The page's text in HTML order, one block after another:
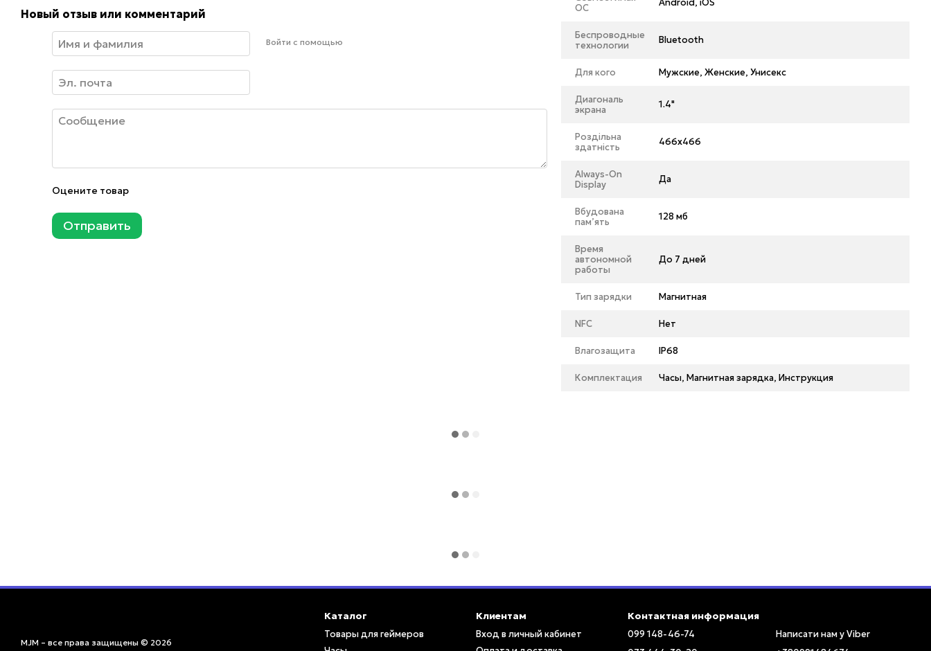
Новый отзыв или комментарий
Войти с помощью
Оцените товар
Отправить
ОС
Android, iOS
Беспроводные
технологии
Bluetooth
Для кого Мужские, Женские, Унисекс
Диагональ
экрана
1.4"
Роздільна
здатність
466x466
Always-On
Display
Да
Вбудована
пам’ять
128 мб
Время
автономной
работы
До 7 дней
Тип зарядки Магнитная
NFC Нет
Влагозащита IP68
Комплектация Часы, Магнитная зарядка, Инструкция
MJM – все права защищены © 2026
Каталог
Товары для геймеров
Клиентам
Вход в личный кабинет
Контактная информация
099 148-46-74
Написати нам у Viber